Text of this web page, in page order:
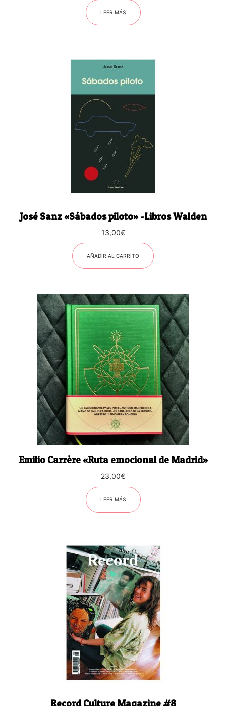
LEER MÁS
José Sanz «Sábados piloto» -Libros Walden
13,00€
AÑADIR AL CARRITO
Emilio Carrère «Ruta emocional de Madrid»
23,00€
LEER MÁS
Record Culture Magazine #8